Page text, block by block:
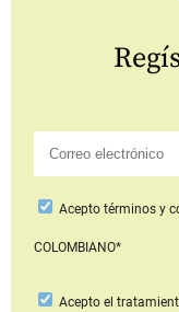
Aceptotérminos y
COLOMBIANO*
Acepto el